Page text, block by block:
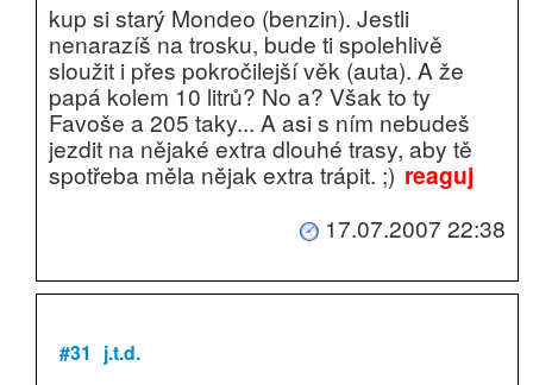
kup si starý Mondeo (benzin). Jestli
nenarazíš na trosku, bude ti spolehlivě
sloužit i přes pokročilejší věk (auta). A že
papá kolem 10 litrů? No a? Však to ty
Favoše a 205 taky... A asi s ním nebudeš
jezdit na nějaké extra dlouhé trasy, aby tě
spotřeba měla nějak extra trápit. ;) reaguj
17.07.2007 22:38
#31 j.t.d.